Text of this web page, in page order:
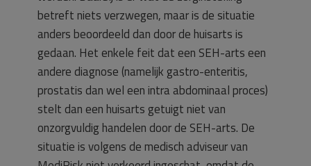
betreft niets verzwegen, maar is de situatie
anders beoordeeld dan door de huisarts is
gedaan. Het enkele feit dat een SEH-arts een
andere diagnose (namelijk gastro-enteritis,
prostatis dan wel een intra abdominaal proces)
stelt dan een huisarts getuigt niet van
onzorgvuldig handelen door de SEH-arts. De
situatie is volgens de medisch adviseur van